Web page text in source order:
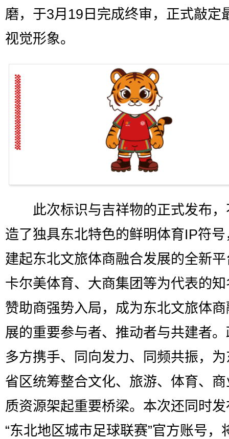
磨，于3月19日完成终审，正式敲定
视觉形象。
此次标识与吉祥物的正式发布，
造了独具东北特色的鲜明体育IP符
建起东北文旅体商融合发展的全新
卡尔美体育、大商集团等为代表的
赞助商强势入局，成为东北文旅体
展的重要参与者、推动者与共建者
多方携手、同向发力、同频共振，
省区统筹整合文化、旅游、体育、
质资源架起重要桥梁。本次还同时
“东北地区城市足球联赛”官方账号，